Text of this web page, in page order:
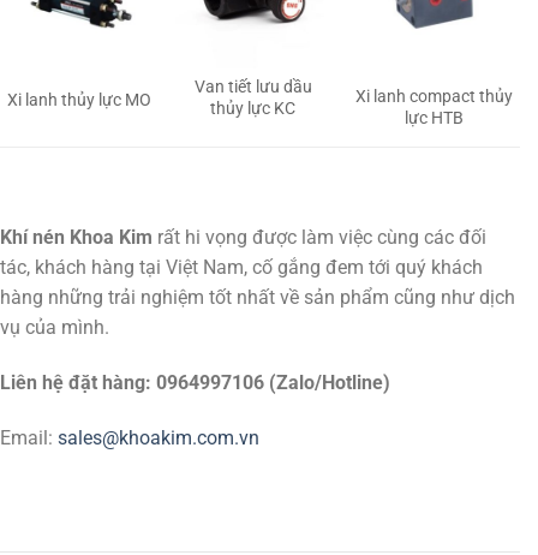
Xi lanh thủy lực MO
Van tiết lưu dầu
thủy lực KC
Xi lanh compact thủy
lực HTB
Khí nén Khoa Kim rất hi vọng được làm việc cùng các đối
tác, khách hàng tại Việt Nam, cố gắng đem tới quý khách
hàng những trải nghiệm tốt nhất về sản phẩm cũng như dịch
vụ của mình.
Liên hệ đặt hàng: 0964997106 (Zalo/Hotline)
Email: sales@khoakim.com.vn